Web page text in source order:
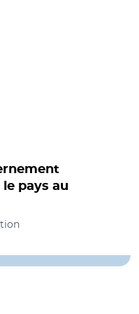
pays au